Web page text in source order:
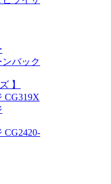
バック
】
CG319X
CG2420-